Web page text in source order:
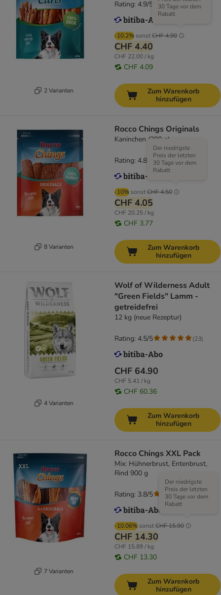
2 Varianten
-10.2% sonstCHF 4.90
30 Tage vor dem
Rabatt
CHF 4.40
CHF 22.00 / kg
CHF 4.09
Rating: 4.9/5 (14
Zum Warenkorb
hinzufügen
8 Varianten
Rocco Chings Originals
Kaninchen (200 g)
-10% sonstCHF 4.50
Der niedrigste
Preis der letzten
30 Tage vor dem
Rabatt
CHF 4.05
CHF 20.25 / kg
CHF 3.77
Rating: 4.8/5 (117
Zum Warenkorb
hinzufügen
4 Varianten
Wolf of Wilderness Adult
"Green Fields" Lamm -
getreidefrei
12 kg (neue Rezeptur)
CHF 64.90
CHF 5.41 / kg
CHF 60.36
Rating: 4.5/5 (23)
Zum Warenkorb
hinzufügen
7 Varianten
Rocco Chings XXL Pack
Mix: Hühnerbrust, Entenbrust,
Rind 900 g
-10.06% sonstCHF 15.90
Der niedrigste
Preis der letzten
30 Tage vor dem
Rabatt
CHF 14.30
CHF 15.89 / kg
CHF 13.30
Rating: 3.8/5 (77)
Zum Warenkorb
hinzufügen